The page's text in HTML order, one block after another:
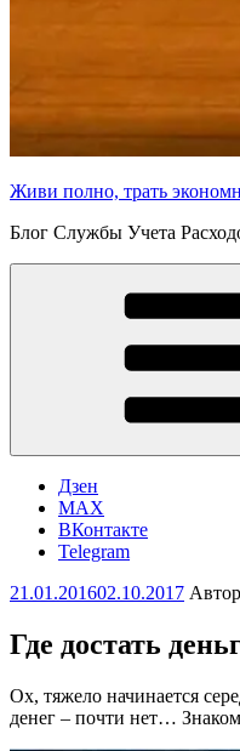
Живи полно, трать
Блог Службы Учета
Дзен
MAX
ВКонтакте
Telegram
Опубликовано
21.01.201602.10.2017
Где достать
Ох, тяжело начинается
денег – почти нет…